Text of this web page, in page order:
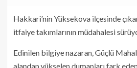
Hakkari’nin Yüksekova ilçesinde
itfaiye takımlarının müdahalesi
Edinilen bilgiye nazaran, Güçlü
alandan yükselen dumanları fark